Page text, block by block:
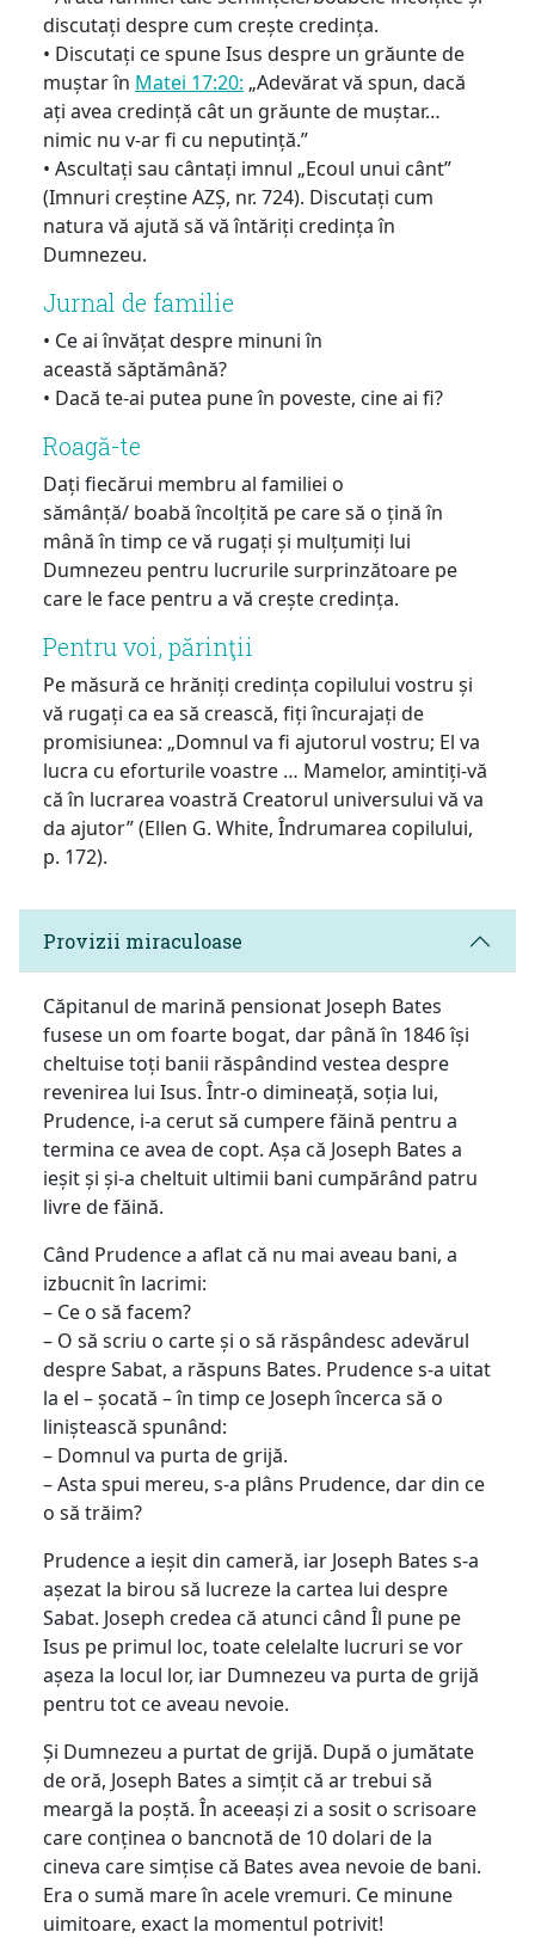
discutați despre cum crește credința.
• Discutați ce spune Isus despre un grăunte de
muștar în Matei 17:20: „Adevărat vă spun, dacă
ați avea credință cât un grăunte de muștar…
nimic nu v-ar fi cu neputință.”
• Ascultați sau cântați imnul „Ecoul unui cânt”
(Imnuri creștine AZȘ, nr. 724). Discutați cum
natura vă ajută să vă întăriți credința în
Dumnezeu.
Jurnal de familie
• Ce ai învățat despre minuni în
această săptămână?
• Dacă te-ai putea pune în poveste, cine ai fi?
Roagă-te
Dați fiecărui membru al familiei o
sămânță/ boabă încolțită pe care să o țină în
mână în timp ce vă rugați și mulțumiți lui
Dumnezeu pentru lucrurile surprinzătoare pe
care le face pentru a vă crește credința.
Pentru voi, părinţii
Pe măsură ce hrăniți credința copilului vostru și
vă rugați ca ea să crească, fiți încurajați de
promisiunea: „Domnul va fi ajutorul vostru; El va
lucra cu eforturile voastre … Mamelor, amintiți-vă
că în lucrarea voastră Creatorul universului vă va
da ajutor” (Ellen G. White, Îndrumarea copilului,
p. 172).
Provizii miraculoase
Căpitanul de marină pensionat Joseph Bates
fusese un om foarte bogat, dar până în 1846 își
cheltuise toți banii răspândind vestea despre
revenirea lui Isus. Într-o dimineață, soția lui,
Prudence, i-a cerut să cumpere făină pentru a
termina ce avea de copt. Așa că Joseph Bates a
ieșit și și-a cheltuit ultimii bani cumpărând patru
livre de făină.
Când Prudence a aflat că nu mai aveau bani, a
izbucnit în lacrimi:
– Ce o să facem?
– O să scriu o carte și o să răspândesc adevărul
despre Sabat, a răspuns Bates. Prudence s-a uitat
la el – șocată – în timp ce Joseph încerca să o
liniștească spunând:
– Domnul va purta de grijă.
– Asta spui mereu, s-a plâns Prudence, dar din ce
o să trăim?
Prudence a ieșit din cameră, iar Joseph Bates s-a
așezat la birou să lucreze la cartea lui despre
Sabat. Joseph credea că atunci când Îl pune pe
Isus pe primul loc, toate celelalte lucruri se vor
așeza la locul lor, iar Dumnezeu va purta de grijă
pentru tot ce aveau nevoie.
Și Dumnezeu a purtat de grijă. După o jumătate
de oră, Joseph Bates a simțit că ar trebui să
meargă la poștă. În aceeași zi a sosit o scrisoare
care conținea o bancnotă de 10 dolari de la
cineva care simțise că Bates avea nevoie de bani.
Era o sumă mare în acele vremuri. Ce minune
uimitoare, exact la momentul potrivit!